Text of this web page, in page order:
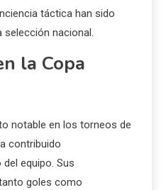
táctica han sido
selección nacional.
la Copa
notable en los torneos de
contribuido
equipo. Sus
goles como